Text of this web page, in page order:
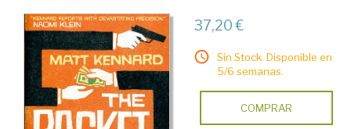
37,20 €
Sin Stock. Disponible en
5/6 semanas.
COMPRAR